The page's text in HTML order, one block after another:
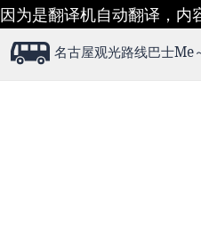
因为是翻译机自动翻译，内
名古屋观光路线巴士Me